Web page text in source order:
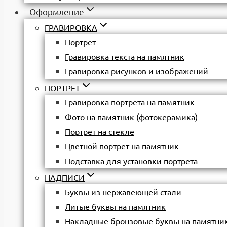
Оформление
ГРАВИРОВКА
Портрет
Гравировка текста на памятник
Гравировка рисунков и изображений
ПОРТРЕТ
Гравировка портрета на памятник
Фото на памятник (фотокерамика)
Портрет на стекле
Цветной портрет на памятник
Подставка для установки портрета
НАДПИСИ
Буквы из нержавеющей стали
Литые буквы на памятник
Накладные бронзовые буквы на